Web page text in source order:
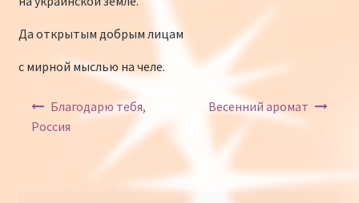
Да открытым добрым лицам
с мирной мыслью на челе.
Навигация по записям
Благодарю тебя,
Россия
Весенний аромат